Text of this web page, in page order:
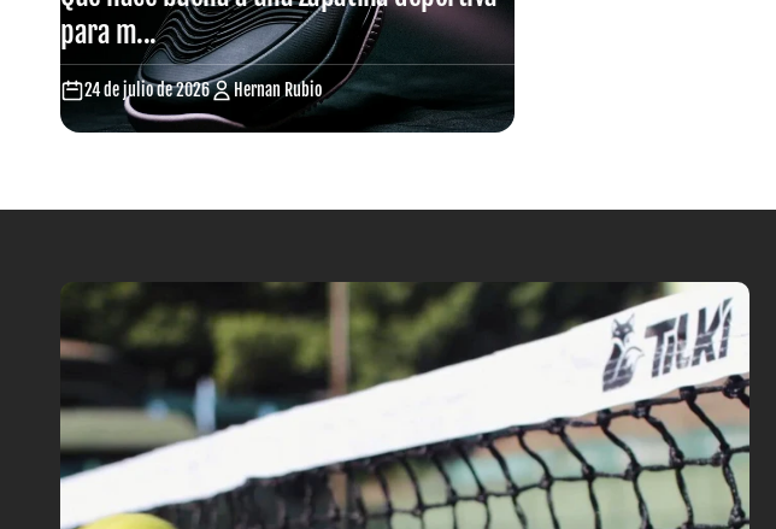
para m...
24 de julio de 2026 Hernan Rubio